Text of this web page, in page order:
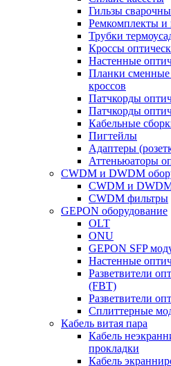
Гильзы
Ремкомплекты и
Трубки
Кроссы
Настенные
Планки сменные
кроссов
Патчкорды
Патчкорды
Кабельные
Пигтейлы
Адаптеры
Аттеньюаторы
CWDM и DWDM
CWDM и
CWDM фильтры
GEPON оборудование
OLT
ONU
GEPON SFP
Настенные
Разветвители
(FBT)
Разветвители
Сплиттерные
Кабель витая пара
Кабель
прокладки
Кабель